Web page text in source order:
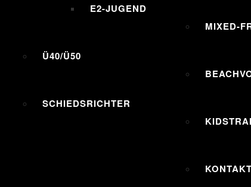
E2-JUGEND
Ü40/Ü50
SCHIEDSRICHTER
MIXED-